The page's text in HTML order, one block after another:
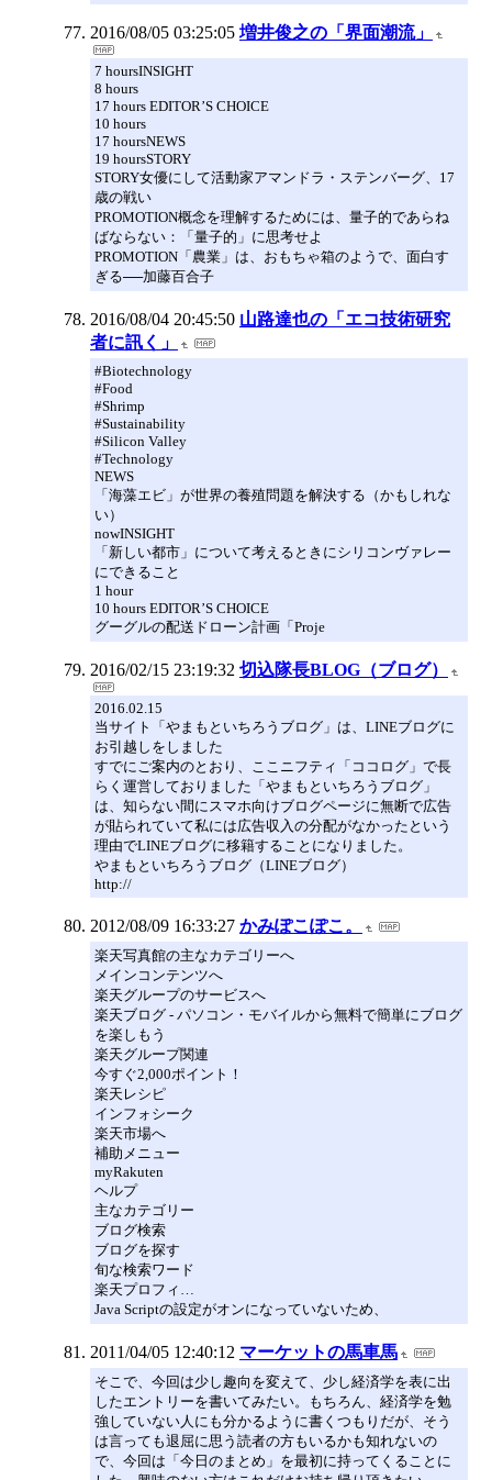
2016/08/05 03:25:05 増井俊之の「界面潮流」
7 hoursINSIGHT
8 hours
17 hours EDITOR’S CHOICE
10 hours
17 hoursNEWS
19 hoursSTORY
STORY女優にして活動家アマンドラ・ステンバーグ、17
歳の戦い
PROMOTION概念を理解するためには、量子的であらね
ばならない：「量子的」に思考せよ
PROMOTION「農業」は、おもちゃ箱のようで、面白す
ぎる──加藤百合子
2016/08/04 20:45:50 山路達也の「エコ技術研究
者に訊く」
#Biotechnology
#Food
#Shrimp
#Sustainability
#Silicon Valley
#Technology
NEWS
「海藻エビ」が世界の養殖問題を解決する（かもしれな
い）
nowINSIGHT
「新しい都市」について考えるときにシリコンヴァレー
にできること
1 hour
10 hours EDITOR’S CHOICE
グーグルの配送ドローン計画「Proje
2016/02/15 23:19:32 切込隊長BLOG（ブログ）
2016.02.15
当サイト「やまもといちろうブログ」は、LINEブログに
お引越しをしました
すでにご案内のとおり、ここニフティ「ココログ」で長
らく運営しておりました「やまもといちろうブログ」
は、知らない間にスマホ向けブログページに無断で広告
が貼られていて私には広告収入の分配がなかったという
理由でLINEブログに移籍することになりました。
やまもといちろうブログ（LINEブログ）
http://
2012/08/09 16:33:27 かみぽこぽこ。
楽天写真館の主なカテゴリーへ
メインコンテンツへ
楽天グループのサービスへ
楽天ブログ - パソコン・モバイルから無料で簡単にブログ
を楽しもう
楽天グループ関連
今すぐ2,000ポイント！
楽天レシピ
インフォシーク
楽天市場へ
補助メニュー
myRakuten
ヘルプ
主なカテゴリー
ブログ検索
ブログを探す
旬な検索ワード
楽天プロフィ…
Java Scriptの設定がオンになっていないため、
2011/04/05 12:40:12 マーケットの馬車馬
そこで、今回は少し趣向を変えて、少し経済学を表に出
したエントリーを書いてみたい。もちろん、経済学を勉
強していない人にも分かるように書くつもりだが、そう
は言っても退屈に思う読者の方もいるかも知れないの
で、今回は「今日のまとめ」を最初に持ってくることに